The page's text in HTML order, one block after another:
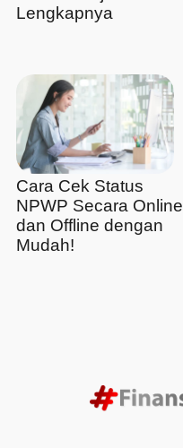
Lengkapnya
Cara Cek Status
NPWP Secara Online
dan Offline dengan
Mudah!